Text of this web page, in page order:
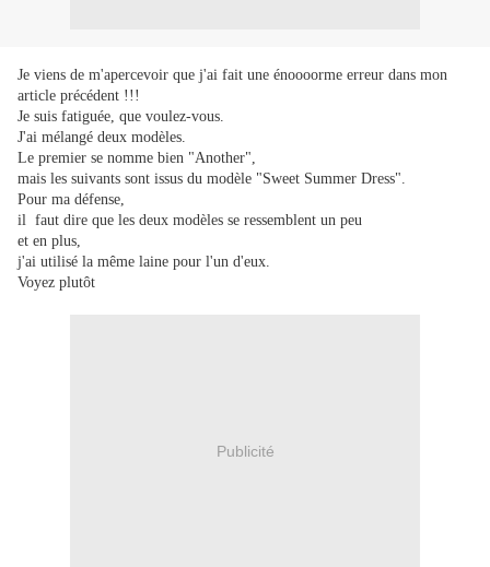
Je viens de m'apercevoir que j'ai fait une énoooorme erreur dans mon
article précédent !!!
Je suis fatiguée, que voulez-vous.
J'ai mélangé deux modèles.
Le premier se nomme bien "Another",
mais les suivants sont issus du modèle "Sweet Summer Dress".
Pour ma défense,
il faut dire que les deux modèles se ressemblent un peu
et en plus,
j'ai utilisé la même laine pour l'un d'eux.
Voyez plutôt
Publicité